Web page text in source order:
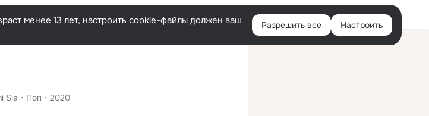
Русский Войти
менее 13 лет, настроить cookie-файлы должен ваш
Разрешить все Настроить
Sia Поп 2020